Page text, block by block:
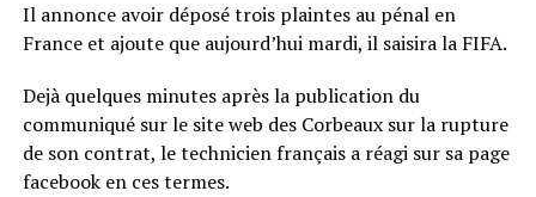
Il annonce avoir déposé trois plaintes au pénal en
France et ajoute que aujourd’hui mardi, il saisira la FIFA.
Dejà quelques minutes après la publication du
communiqué sur le site web des Corbeaux sur la rupture
de son contrat, le technicien français a réagi sur sa page
facebook en ces termes.